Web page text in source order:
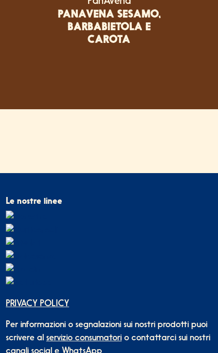
PANAVENA SESAMO,
BARBABIETOLA E
CAROTA
Le nostre linee
PRIVACY POLICY
Per informazioni o segnalazioni sui nostri prodotti puoi
scrivere al servizio consumatori o contattarci sui nostri